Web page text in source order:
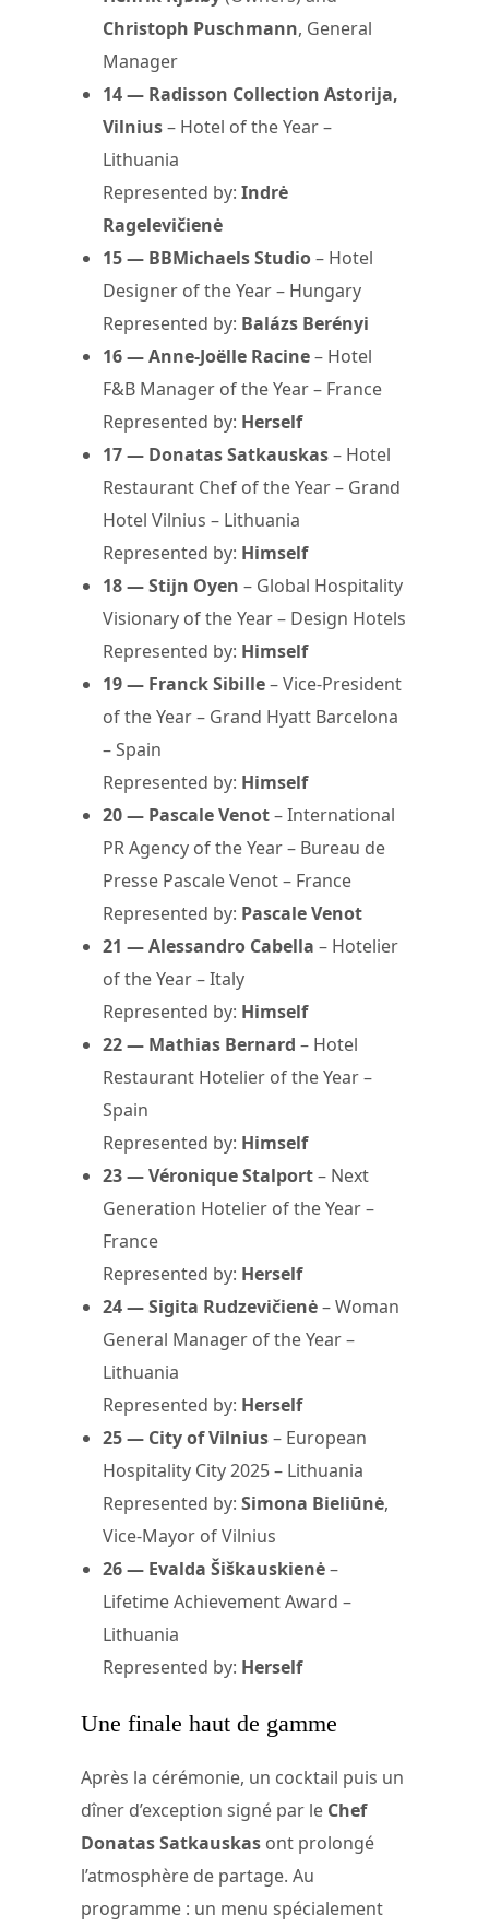
Christoph Puschmann, General
Manager
14 — Radisson Collection Astorija,
Vilnius– Hotel of the Year –
Lithuania
Represented by: Indrė
Ragelevičienė
15 — BBMichaels Studio– Hotel
Designer of the Year – Hungary
Represented by: Balázs Berényi
16 — Anne-Joëlle Racine– Hotel
F&B Manager of the Year – France
Represented by: Herself
17 — Donatas Satkauskas– Hotel
Restaurant Chef of the Year – Grand
Hotel Vilnius – Lithuania
Represented by: Himself
18 — Stijn Oyen – Global Hospitality
Visionary of the Year – Design Hotels
Represented by: Himself
19 — Franck Sibille– Vice-President
of the Year – Grand Hyatt Barcelona
– Spain
Represented by: Himself
20 — Pascale Venot– International
PR Agency of the Year – Bureau de
Presse Pascale Venot – France
Represented by: Pascale Venot
21 — Alessandro Cabella – Hotelier
of the Year – Italy
Represented by: Himself
22 — Mathias Bernard – Hotel
Restaurant Hotelier of the Year –
Spain
Represented by: Himself
23 — Véronique Stalport– Next
Generation Hotelier of the Year –
France
Represented by: Herself
24 — Sigita Rudzevičienė– Woman
General Manager of the Year –
Lithuania
Represented by: Herself
25 — City of Vilnius– European
Hospitality City 2025 – Lithuania
Represented by: Simona Bieliūnė,
Vice-Mayor of Vilnius
26 — Evalda Šiškauskienė–
Lifetime Achievement Award –
Lithuania
Represented by: Herself
Une finale haut de gamme
Après la cérémonie, un cocktail puis un
dîner d’exception signé par le Chef
Donatas Satkauskas ont prolongé
l’atmosphère de partage. Au
programme : un menu spécialement